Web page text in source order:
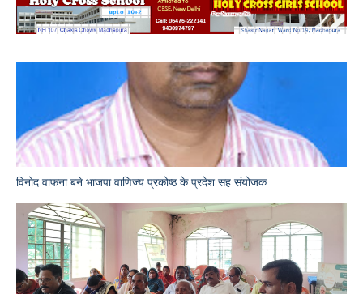
विनोद वाफना बने भाजपा वाणिज्य प्रकोष्ठ के प्रदेश सह संयोजक